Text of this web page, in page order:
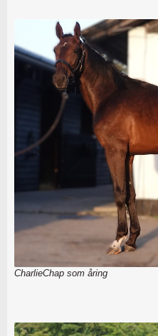
CharlieChap som åring